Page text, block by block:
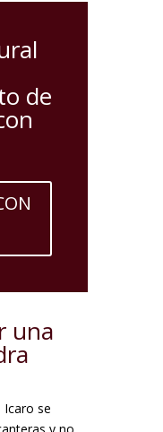
de
una
Icaro se
y no